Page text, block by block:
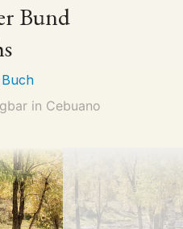
Bund
in Cebuano